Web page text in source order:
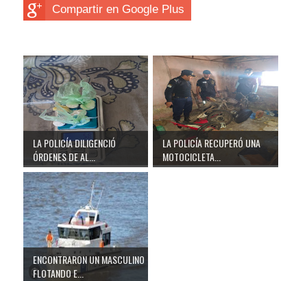
Compartir en Google Plus
LA POLICÍA DILIGENCIÓ
ÓRDENES DE AL...
LA POLICÍA RECUPERÓ UNA
MOTOCICLETA...
ENCONTRARON UN MASCULINO
FLOTANDO E...